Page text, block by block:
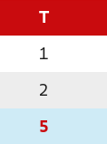
T
1
2
5